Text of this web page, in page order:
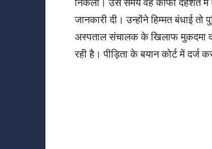
जानकारी दी। उन्होंने हिम्मत बंधाई
अस्पताल संचालक के खिलाफ मुकदमा
रही है। पीड़िता के बयान कोर्ट में दर्ज